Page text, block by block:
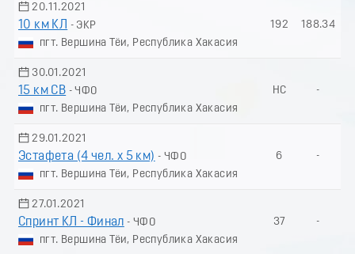
20.11.2021
10 км КЛ
- ЭКР
пгт. Вершина Тёи, Республика Хакасия
192 188.34
30.01.2021
15 км СВ - ЧФО
пгт. Вершина Тёи, Республика Хакасия
НС -
29.01.2021
Эстафета (4 чел. х 5 км) - ЧФО
пгт. Вершина Тёи, Республика Хакасия
6 -
27.01.2021
Спринт КЛ - Финал - ЧФО
пгт. Вершина Тёи, Республика Хакасия
37 -